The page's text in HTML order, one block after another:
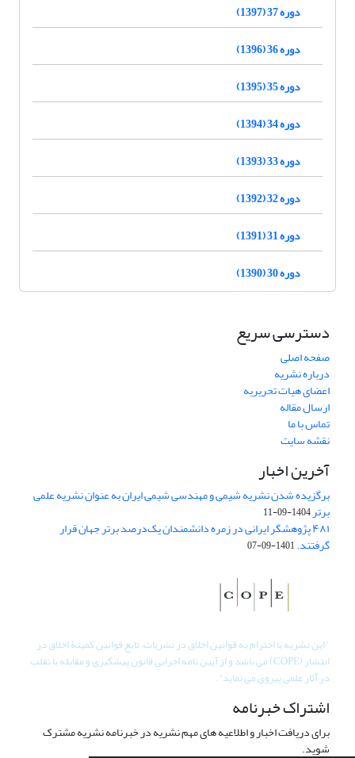
دوره 37 (1397)
دوره 36 (1396)
دوره 35 (1395)
دوره 34 (1394)
دوره 33 (1393)
دوره 32 (1392)
دوره 31 (1391)
دوره 30 (1390)
دسترسی سریع
صفحه اصلی
درباره نشریه
اعضای هیات تحریریه
ارسال مقاله
تماس با ما
نقشه سایت
آخرین اخبار
برگزیده شدن نشریه شیمی و مهندسی شیمی ایران به عنوان نشریه علمی
برتر1404-09-11
۴۸۱ پژوهشگر ایرانی در زمره دانشمندان یک‌درصد برتر جهان قرار
گرفتند.1401-09-07
"این نشریه با احترام به قوانین اخلاق در نشریات، تابع قوانین کمیتۀ اخلاق در
انتشار (COPE) می باشد و از آیین نامه اجرایی قانون پیشگیری و مقابله با تقلب
در آثار علمی پیروی می نماید".
اشتراک خبرنامه
برای دریافت اخبار و اطلاعیه های مهم نشریه در خبرنامه نشریه مشترک
شوید.